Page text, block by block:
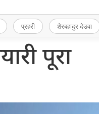
प्रहरी शेरबहादुर देउवा
पूरा